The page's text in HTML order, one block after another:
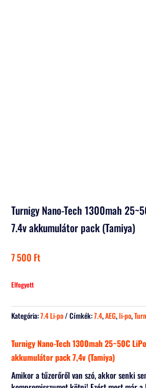
Turnigy Nano-Tech 1300mah
7.4v akkumulátor pack (Tamiya)
7 500 Ft
Elfogyott
Kategória:7.4 Li-po Címkék:7.4,AEG,li-po,
Turnigy Nano-Tech 1300mah 25~50C
akkumulátor pack 7,4v (Tamiya)
Amikor a tűzerőről van szó, akkor senki